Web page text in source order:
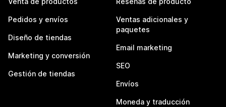
Pedidos y envíos
Diseño de tiendas
Marketing y conversión
Gestión de tiendas
Ventas adicionales y
paquetes
Email marketing
SEO
Envíos
Moneda y traducción